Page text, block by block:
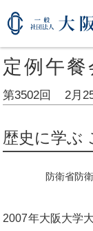
定例午餐
第3502回 2月
歴史に学ぶ
防衛省防
2007年大阪大学